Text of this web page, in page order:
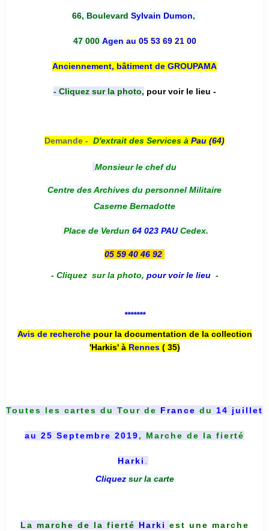
66, Boulevard Sylvain Dumon,
47 000 Agen au 05 53 69 21 00
Anciennement, bâtiment de GROUPAMA
- Cliquez sur la photo, pour voir le lieu -
Demande - D'extrait des Services à Pau (64)
Monsieur le chef du
Centre des Archives du personnel Militaire
Caserne Bernadotte
Place de Verdun 64 023 PAUCedex.
05 59 40 46 92
- Cliquez sur la photo, pour voir le lieu -
*******
Avis de recherche pour la documentation de la collection
'Harkis' à Rennes( 35)
Toutes les cartes du Tour de France du 14 juillet
au 25 Septembre 2019, Marche de la fierté
Harki
Cliquez sur la carte
La marche de la fierté Harki est une marche